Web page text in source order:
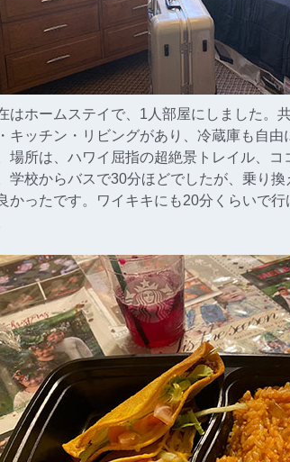
はホームステイで、1人部屋にしました。
キッチン・リビングがあり、冷蔵庫も自由
場所は、ハワイ屈指の超絶景トレイル、コ
学校からバスで30分ほどでしたが、乗り換
かったです。ワイキキにも20分くらいで行